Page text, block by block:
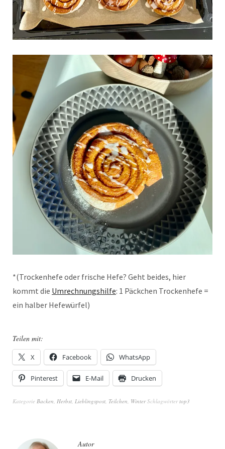
*(Trockenhefe oder frische Hefe? Geht beides, hier
kommt die Umrechnungshilfe: 1 Päckchen Trockenhefe =
ein halber Hefewürfel)
Teilen mit:
X Facebook WhatsApp
Pinterest E-Mail Drucken
Kategorie Backen Herbst Lieblingspost Teilchen Winter Schlagwörtertop3
Autor